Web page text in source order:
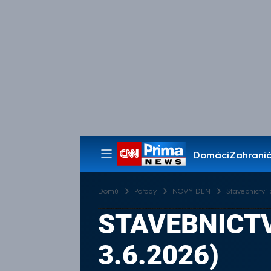
Domácí
Pořady
Domů Pořady NOVÝ DEN Stavebnictví
3.6.2026)